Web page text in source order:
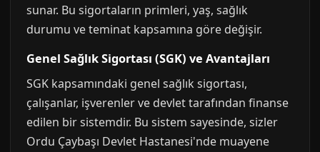
sunar. Bu sigortaların primleri, yaş, sağlık
durumu ve teminat kapsamına göre değişir.
Genel Sağlık Sigortası (SGK) ve Avantajları
SGK kapsamındaki genel sağlık sigortası,
çalışanlar, işverenler ve devlet tarafından finanse
edilen bir sistemdir. Bu sistem sayesinde, sizler
Ordu Çaybaşı Devlet Hastanesi'nde muayene